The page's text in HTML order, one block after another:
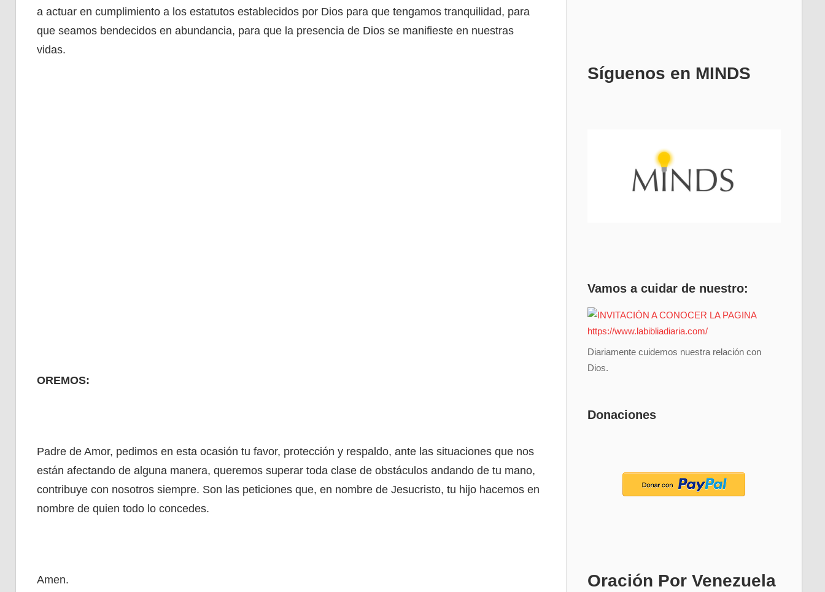
a actuar en cumplimiento a los estatutos establecidos por Dios para que tengamos tranquilidad, para
que seamos bendecidos en abundancia, para que la presencia de Dios se manifieste en nuestras
vidas.
OREMOS:
Padre de Amor, pedimos en esta ocasión tu favor, protección y respaldo, ante las situaciones que nos
están afectando de alguna manera, queremos superar toda clase de obstáculos andando de tu mano,
contribuye con nosotros siempre. Son las peticiones que, en nombre de Jesucristo, tu hijo hacemos en
nombre de quien todo lo concedes.
Amen.
Síguenos en MINDS
Vamos a cuidar de nuestro:
Diariamente cuidemos nuestra relación con
Dios.
Donaciones
Oración Por Venezuela